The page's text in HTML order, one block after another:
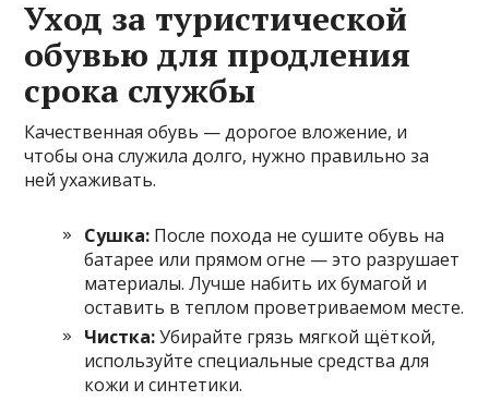
Уход за туристической
обувью для продления
срока службы
Качественная обувь — дорогое вложение, и
чтобы она служила долго, нужно правильно за
ней ухаживать.
Сушка: После похода не сушите обувь на
батарее или прямом огне — это разрушает
материалы. Лучше набить их бумагой и
оставить в теплом проветриваемом месте.
Чистка:Убирайте грязь мягкой щёткой,
используйте специальные средства для
кожи и синтетики.